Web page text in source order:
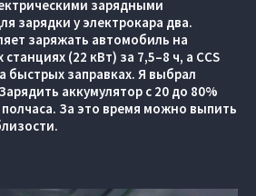
зарядными
зарядки у электрокара два.
заряжать автомобиль на
(22 кВт) за 7,5–8 ч, а CCS
быстрых заправках. Я выбрал
аккумулятор с 20 до 80%
полчаса. За это время можно выпить